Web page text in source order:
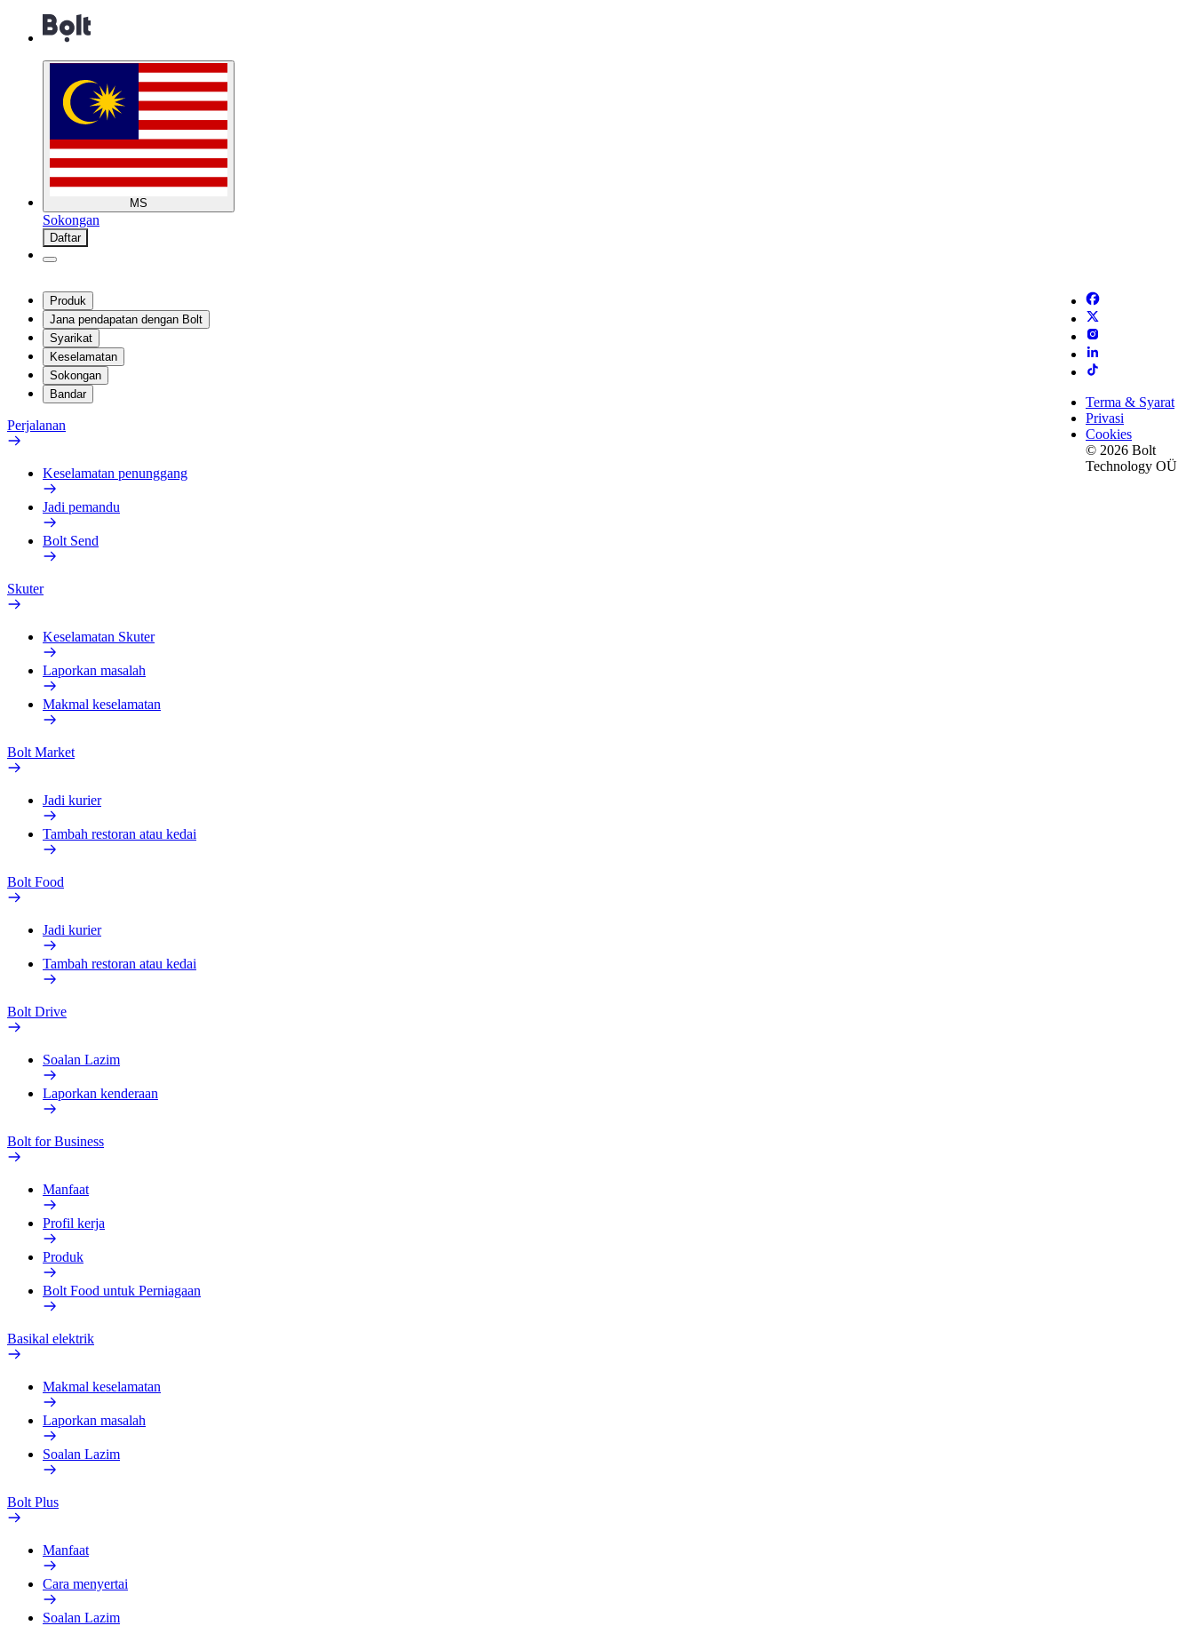
MS
Sokongan
Daftar
Produk
Jana pendapatan dengan Bolt
Syarikat
Keselamatan
Sokongan
Bandar
Perjalanan
Keselamatan penunggang
Jadi pemandu
Bolt Send
Skuter
Keselamatan Skuter
Laporkan masalah
Makmal keselamatan
Bolt Market
Jadi kurier
Tambah restoran atau kedai
Bolt Food
Jadi kurier
Tambah restoran atau kedai
Bolt Drive
Soalan Lazim
Laporkan kenderaan
Bolt for Business
Manfaat
Profil kerja
Produk
Bolt Food untuk Perniagaan
Basikal elektrik
Makmal keselamatan
Laporkan masalah
Soalan Lazim
Bolt Plus
Manfaat
Cara menyertai
Soalan Lazim
Terma & Syarat
Privasi
Cookies
© 2026 Bolt
Technology OÜ